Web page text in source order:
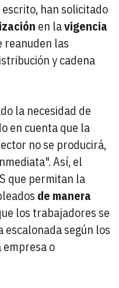
han solicitado
en lavigencia
reanuden las
y cadena
la necesidad de
en cuenta que la
no se producirá,
Así, el
que permitan la
de manera
los trabajadores se
según los
empresa o